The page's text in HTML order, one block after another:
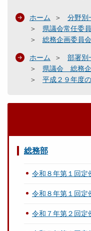
ホーム 分野別
県議会常任委
総務企画委員会
ホーム 部署別
県議会 総務企
平成２９年度
総務部
令和８年第１回定
令和８年第１回定
令和７年第２回定